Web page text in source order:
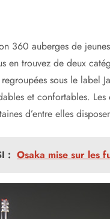
a su conserver 1 600
y sont organisés tout
:
Kiyomizu-dera (monté
», le temple d’Or,
Gion, l’ancien
Nijo-jo.